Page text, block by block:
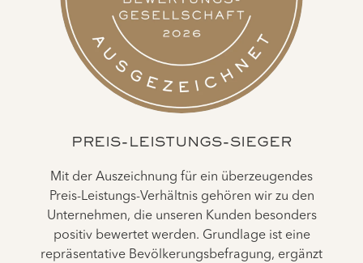
PREIS-LEISTUNGS-SIEGER
Mit der Auszeichnung für ein überzeugendes
Preis-Leistungs-Verhältnis gehören wir zu den
Unternehmen, die unseren Kunden besonders
positiv bewertet werden. Grundlage ist eine
repräsentative Bevölkerungsbefragung, ergänzt